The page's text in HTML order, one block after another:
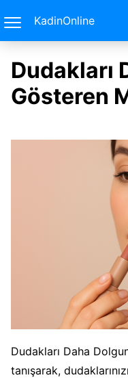
KadinOnline
Dudakları
Gösteren
Dudakları Daha
tanışarak,